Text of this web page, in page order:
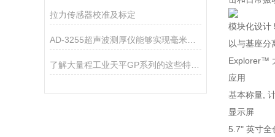
拉力传感器校准及标定
了解大量程工业天平GP系列的这些特点很有必要
模块化设计
以与基座分
Explorer™
应用
基本称量,
显示屏
5.7" 英寸全